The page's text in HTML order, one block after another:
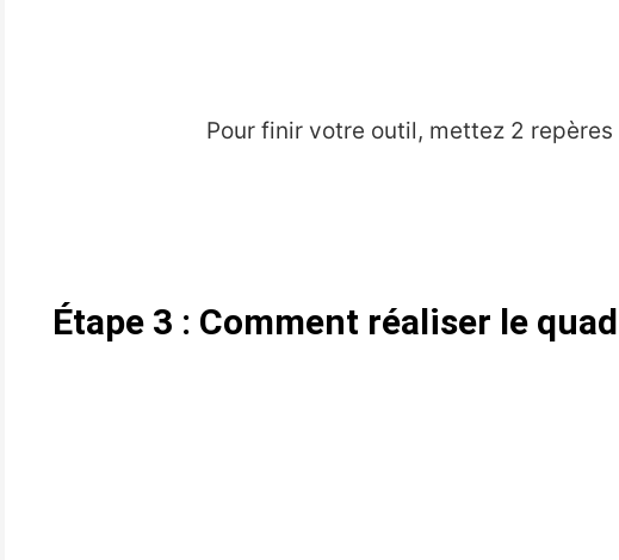
Pour finir votre outil, mettez 2
Étape 3 : Comment réaliser le